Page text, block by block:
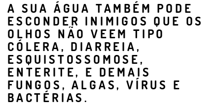
A SUA ÁGUA TAMBÉM PODE
ESCONDER INIMIGOS QUE OS
OLHOS NÃO VEEM TIPO
CÓLERA, DIARREIA,
ESQUISTOSSOMOSE,
ENTERITE, E DEMAIS
FUNGOS, ALGAS, VÍRUS E
BACTÉRIAS.